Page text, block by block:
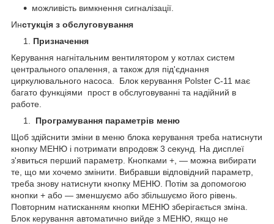
можливість вимкнення сигналізації.
Инстукція з обслуговування
Призначення
Керування нагнітальним вентилятором у котлах систем
центрального опалення, а також для під'єднання
циркулювального насоса. Блок керування Polster C-11 має
багато функціями прост в обслуговуванні та надійний в
работе.
Програмування параметрів меню
Щоб здійснити зміни в меню блока керування треба натиснути
кнопку МЕНЮ і потримати впродовж 3 секунд. На дисплеї
з'явиться перший параметр. Кнопками +, ― можна вибирати
те, що ми хочемо змінити. Вибравши відповідний параметр,
треба знову натиснути кнопку МЕНЮ. Потім за допомогою
кнопки + або — зменшуємо або збільшуємо його рівень.
Повторним натисканням кнопки МЕНЮ зберігається зміна.
Блок керування автоматично вийде з МЕНЮ, якщо не